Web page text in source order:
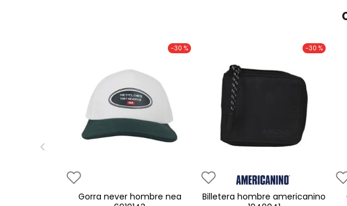
-30 %
gorra never hombre nea
-30 %
billetera hombre americanino